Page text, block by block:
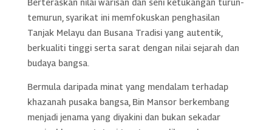
temurun, syarikat ini memfokuskan penghasilan
Tanjak Melayu dan Busana Tradisi yang autentik,
berkualiti tinggi serta sarat dengan nilai sejarah dan
budaya bangsa.
Bermula daripada minat yang mendalam terhadap
khazanah pusaka bangsa, Bin Mansor berkembang
menjadi jenama yang diyakini dan bukan sekadar